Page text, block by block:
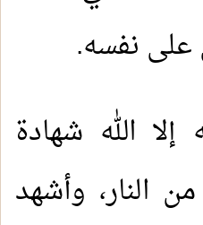
على نفسه.
الله شهادة
النار، وأشهد